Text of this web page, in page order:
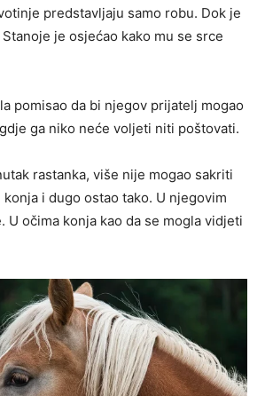
predstavljaju samo robu. Dok je
je osjećao kako mu se srce
pomisao da bi njegov prijatelj mogao
ga niko neće voljeti niti poštovati.
rastanka, više nije mogao sakriti
i dugo ostao tako. U njegovim
U očima konja kao da se mogla vidjeti